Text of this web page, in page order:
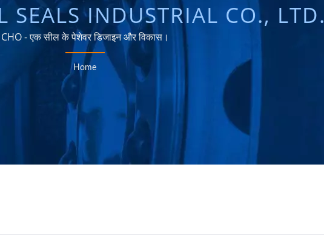
SEALS INDUSTRIAL CO., LTD.
CHO - एक सील के पेशेवर डिजाइन और विकास।
Home